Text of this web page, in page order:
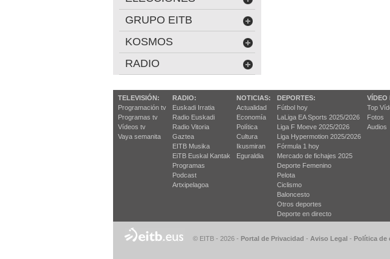
GRUPO EITB
KOSMOS
RADIO
TELEVISIÓN:
Programación tv
Programas tv
Vídeos tv
Vaya semanita
RADIO:
Euskadi Irratia
Radio Euskadi
Radio Vitoria
Gaztea
EITB Musika
EiTB Euskal Kantak
Programas
Podcast
Artxipelagoa
NOTICIAS:
Actualidad
Economía
Política
Cultura
Ikusmiran
Eguraldia
DEPORTES:
Fútbol hoy
LaLiga EA Sports 2025/2026
Liga F Moeve 2025/2026
Liga Hypermotion 2025/2026
Fórmula 1 hoy
Mercado de fichajes 2025
Deporte Femenino
Pelota
Ciclismo
Baloncesto
Otros deportes
Deporte en directo
VÍDEO
Top
Fotos
Audios
© EITB - 2026 - Portal de Privacidad - Aviso Legal - Política de